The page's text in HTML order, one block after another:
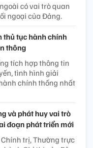
có vai trò quan
ngoại của Đảng.
thủ tục hành chính
thông
tích hợp thông tin
tình hình giải
chính thống nhất
và phát huy vai trò
đoạn phát triển mới
Chính trị, Thường trực